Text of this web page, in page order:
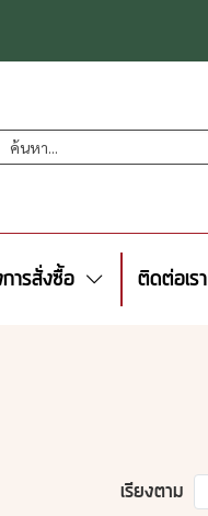
ารสั่งซื้อ ติดต่อเรา
เรียงตาม